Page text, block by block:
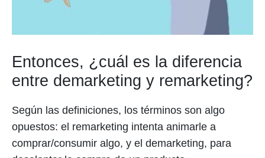
Entonces, ¿cuál es la diferencia
entre demarketing y remarketing?
Según las definiciones, los términos son algo
opuestos: el remarketing intenta animarle a
comprar/consumir algo, y el demarketing, para